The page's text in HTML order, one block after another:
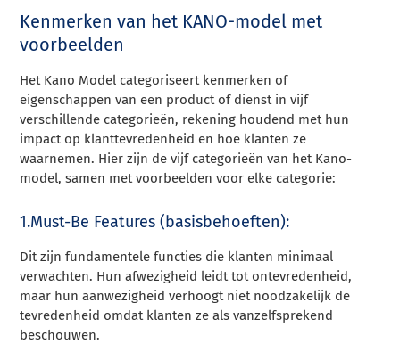
Kenmerken van het KANO-model met
voorbeelden
Het Kano Model categoriseert kenmerken of
eigenschappen van een product of dienst in vijf
verschillende categorieën, rekening houdend met hun
impact op klanttevredenheid en hoe klanten ze
waarnemen. Hier zijn de vijf categorieën van het Kano-
model, samen met voorbeelden voor elke categorie:
1.Must-Be Features (basisbehoeften):
Dit zijn fundamentele functies die klanten minimaal
verwachten. Hun afwezigheid leidt tot ontevredenheid,
maar hun aanwezigheid verhoogt niet noodzakelijk de
tevredenheid omdat klanten ze als vanzelfsprekend
beschouwen.